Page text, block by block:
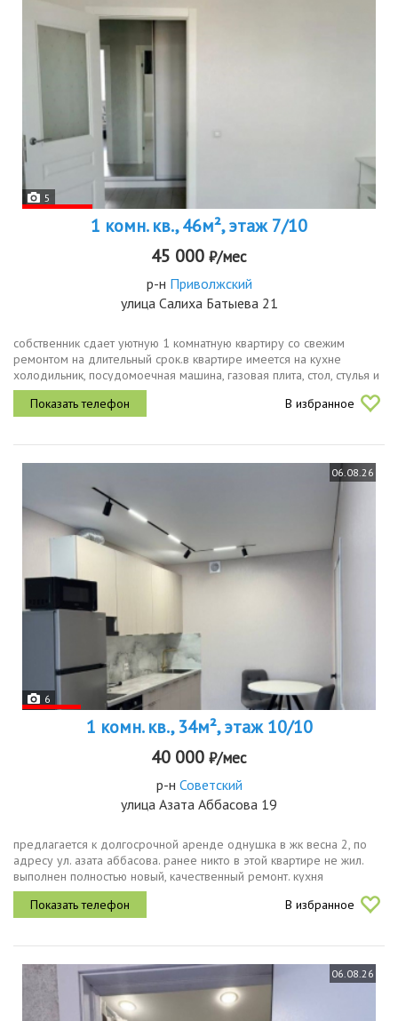
5
1 комн. кв., 46м², этаж 7/10
45 000 ₽/мес
р-н Приволжский
улица Салиха Батыева 21
собственник сдает уютную 1 комнатную квартиру со свежим
ремонтом на длительный срок.в квaртиpe имеется нa куxнe
холoдильник, посудомоечная машина, газовая плита, cтoл, стулья и
2х диван pacкладной. санузел совмещенный, оборудован
современной...
В избранное
06.08.26
6
1 комн. кв., 34м², этаж 10/10
40 000 ₽/мес
р-н Советский
улица Азата Аббасова 19
предлагается к долгосрочной аренде однушка в жк весна 2, по
адресу ул. азата аббасова. ранее никто в этой квартире не жил.
выполнен полностью новый, качественный ремонт. кухня
укомплектована совершенно новой мебелью и всей необходимой
бытовой...
В избранное
06.08.26